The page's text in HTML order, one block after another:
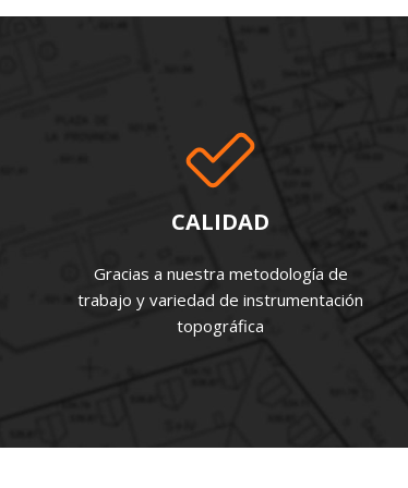
CALIDAD
Gracias a nuestra metodología de
trabajo y variedad de instrumentación
topográfica